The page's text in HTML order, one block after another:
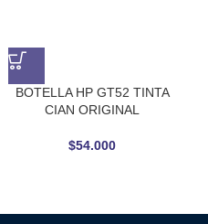
BOTELLA HP GT52 TINTA
CIAN ORIGINAL
$54.000